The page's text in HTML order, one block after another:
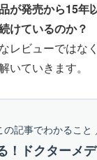
が発売から15年
けているのか？
レビューではな
いていきます。
の記事でわかること
！ドクターメ